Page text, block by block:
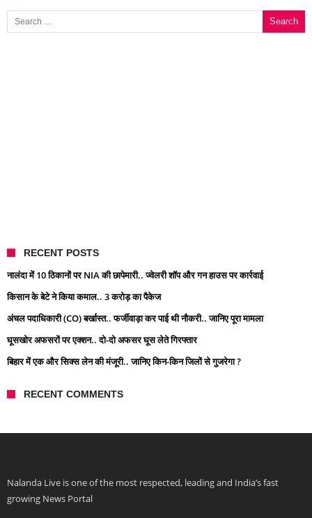
Search for:
RECENT POSTS
नालंदा में 10 ठिकानों पर NIA की छापेमारी.. ज्वेलरी शॉप और गन हाउस पर कार्रवाई
किसान के बेटे ने किया कमाल.. 3 करोड़ का पैकेज
अंचल पदाधिकारी (CO) बर्खास्त.. फर्जीवाड़ा कर पाई थी नौकरी.. जानिए पूरा मामला
घूसखोर अफसरों पर एक्शन.. दो-दो अफसर घूस लेते गिरफ्तार
बिहार में एक और सिक्स लेन की मंजूरी.. जानिए किन-किन जिलों से गुजरेगा ?
RECENT COMMENTS
Nalanda Live is one of the most respected, leading and India’s fast
growing News Portal